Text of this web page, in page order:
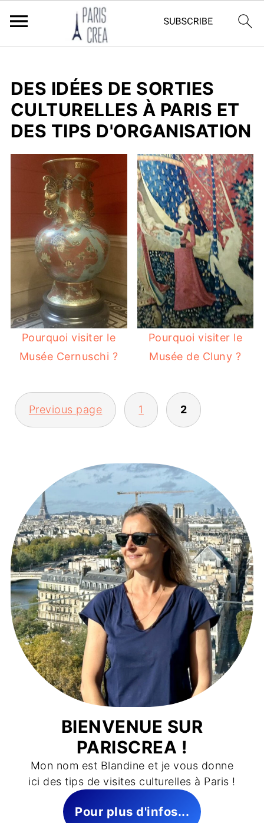
DES IDÉES DE SORTIES
CULTURELLES À PARIS ET
DES TIPS D'ORGANISATION
Pourquoi visiter le
Musée Cernuschi ?
Pourquoi visiter le
Musée de Cluny ?
POSTS
PAGINATION
Previous page 1 2
BIENVENUE SUR
PARISCREA !
Mon nom est Blandine et je vous donne
ici des tips de visites culturelles à Paris !
Pour plus d'infos...